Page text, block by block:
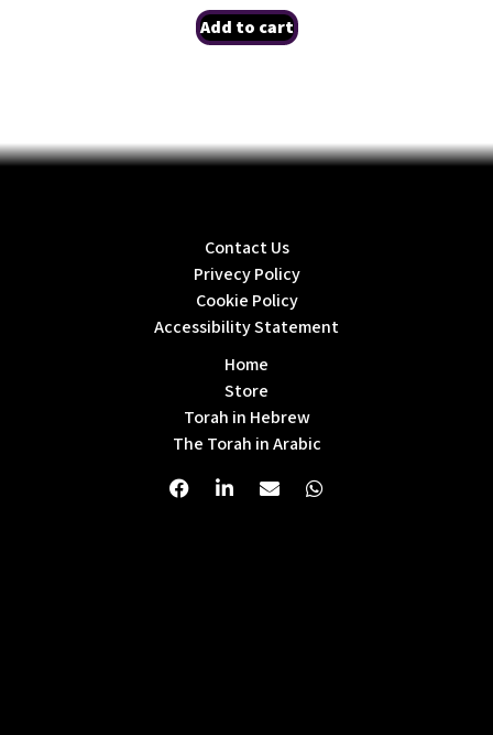
Add to cart
Contact Us
Privecy Policy
Cookie Policy
Accessibility Statement
Home
Store
Torah in Hebrew
The Torah in Arabic